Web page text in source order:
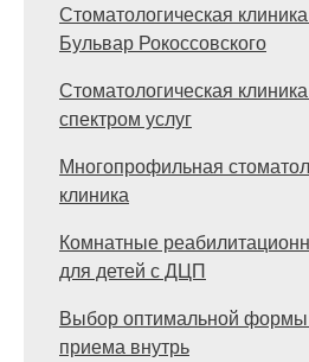
Стоматологическая
Бульвар Рокоссовского
Стоматологическая
спектром услуг
Многопрофильная
клиника
Комнатные
для детей с ДЦП
Выбор оптимальной формы
приема внутрь